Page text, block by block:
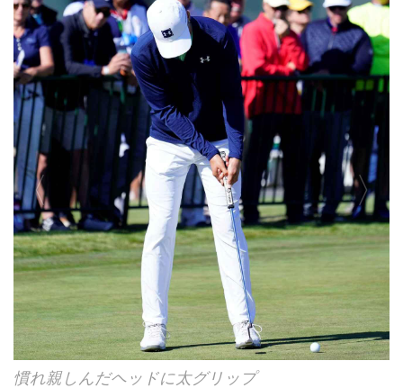
ジョーダン・スピースのパッティング
握り方はクロスハンド
慣れ親しんだヘッドに太グリップ